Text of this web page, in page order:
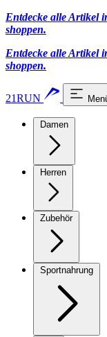
Entdecke alle Artikel
shoppen.
Entdecke alle Artikel
shoppen.
21RUN
Damen
Herren
Zubehör
Sportnahrung